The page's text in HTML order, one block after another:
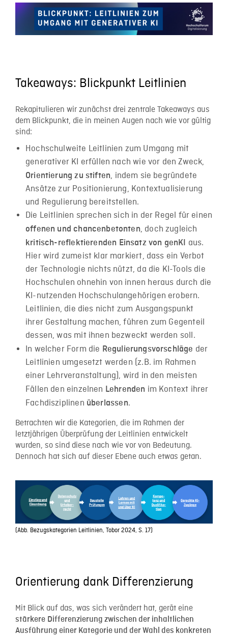
Takeaways: Blickpunkt Leitlinien
Rekapitulieren wir zunächst drei zentrale Takeaways aus
dem Blickpunkt, die in meinen Augen nach wie vor gültig
sind:
Hochschulweite Leitlinien zum Umgang mit
generativer KI erfüllen nach wie vor den Zweck,
Orientierung zu stiften, indem sie begründete
Ansätze zur Positionierung, Kontextualisierung
und Regulierung bereitstellen.
Die Leitlinien sprechen sich in der Regel für einen
offenen und chancenbetonten, doch zugleich
kritisch-reflektierenden Einsatz von genKI
aus.
Hier wird zumeist klar markiert, dass ein Verbot
der Technologie nichts nützt, da die KI-Tools die
Hochschulen ohnehin von innen heraus durch die
KI-nutzenden Hochschulangehörigen erobern.
Leitlinien, die dies nicht zum Ausgangspunkt
ihrer Gestaltung machen, führen zum Gegenteil
dessen, was mit ihnen bezweckt werden soll.
In welcher Form die Regulierungsvorschläge der
Leitlinien umgesetzt werden (z.B. im Rahmen
einer Lehrveranstaltung), wird in den meisten
Fällen den einzelnen Lehrenden im Kontext ihrer
Fachdisziplinen überlassen.
Betrachten wir die Kategorien, die im Rahmen der
letztjährigen Überprüfung der Leitlinien entwickelt
wurden, so sind diese nach wie vor von Bedeutung.
Dennoch hat sich auf dieser Ebene auch etwas getan.
(Abb. Bezugskategorien Leitlinien, Tobor 2024, S. 17)
Orientierung dank Differenzierung
Mit Blick auf das, was sich verändert hat, gerät eine
stärkere Differenzierung zwischen der inhaltlichen
Ausführung einer Kategorie und der Wahl des konkreten